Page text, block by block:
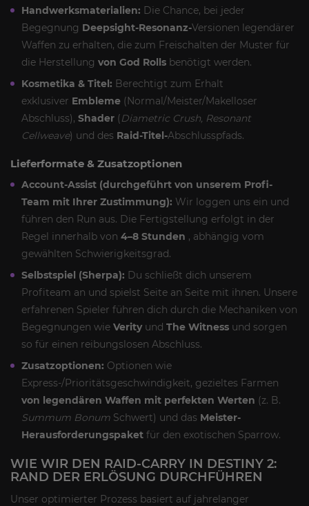
Handwerksmaterialien: Die Chance, bei jeder
Begegnung Deepsight-Resonanz-Versionen legendärer
Waffen zu erhalten, die zum Freischalten der Muster für
die Herstellung von God Rolls benötigt werden.
Kosmetika & Titel: Berechtigt zum Erhalt
exklusiver Embleme (Normal/Meister/Makelloser
Abschluss), Shader (Diametric Crush, Resonant
Cellweave) und des Raid-Titel-Abschlusspfads.
Lieferformate & Zusatzoptionen
Account-Assist (durchgeführt von unserem Profi-
Team mit Ihrer Zustimmung): Wir loggen uns ein und
führen den Run aus. Die Fertigstellung erfolgt in der
Regel innerhalb von 4–8 Stunden , abhängig vom
gewählten Schwierigkeitsgrad.
Selbstspiel (Sherpa): Du schließt dich unserem
Profiteam an und spielst Seite an Seite mit ihnen. Unsere
erfahrenen Spieler führen dich durch die Mechaniken von
Begegnungen wie Verityund The Witness und sorgen
so für einen reibungslosen Abschluss.
Zusatzoptionen: Optionen wie
Express-/Prioritätsgeschwindigkeit, gezieltes Farmen
von legendären Waffen mit perfekten Werten (z. B.
Summum Bonum Schwert) und das Meister-
Herausforderungspaket für den exotischen Sparrow.
WIE WIR DEN RAID-CARRY IN DESTINY 2:
RAND DER ERLÖSUNG DURCHFÜHREN
Unser optimierter Prozess basiert auf jahrelanger